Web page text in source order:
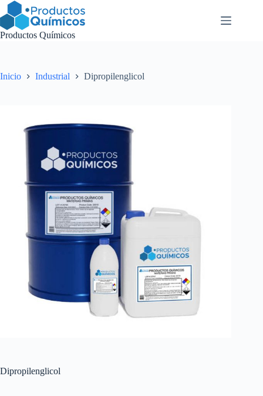
Saltar
al
contenido
Productos Químicos
Inicio Industrial Dipropilenglicol
Dipropilenglicol